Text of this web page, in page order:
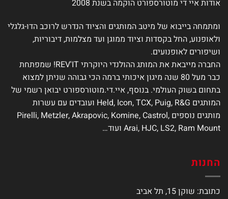
האפשרויות
המוצר
האפשרויות
המוצר
אודות איי די מוטורספורט הוקמה בשנת 2008
ומתמחה בייבוא של מיטב המותגים והציוד הנדרש לרוכב הדו-גלגלי
ולאופנוע, החל בקסדות וציוד ממוגן ועד מצלמות, דיבוריות,
ושיפורים לאופנועים.
החברה מייבאת את המותג ההולנדי היוקרתי REV'IT! שמפתחת
כבר מעל 80 שנה מיגון איכותי ברמה הכי גבוהה שניתן למצוא
בתחום בשוק העולמי. בנוסף, איי.די.מוטורספורט יבואן רשמי של
המותגים Held, Icon, TCX, Puig, R&G ועובדים עם עשרות
מותגים נוספים Pirelli, Metzler, Akrapovic, Komine, Castrol,
Arai, HJC, LS2, Ram Mount ועוד…
החנות
כתובת: שוקן 15, תל אביב